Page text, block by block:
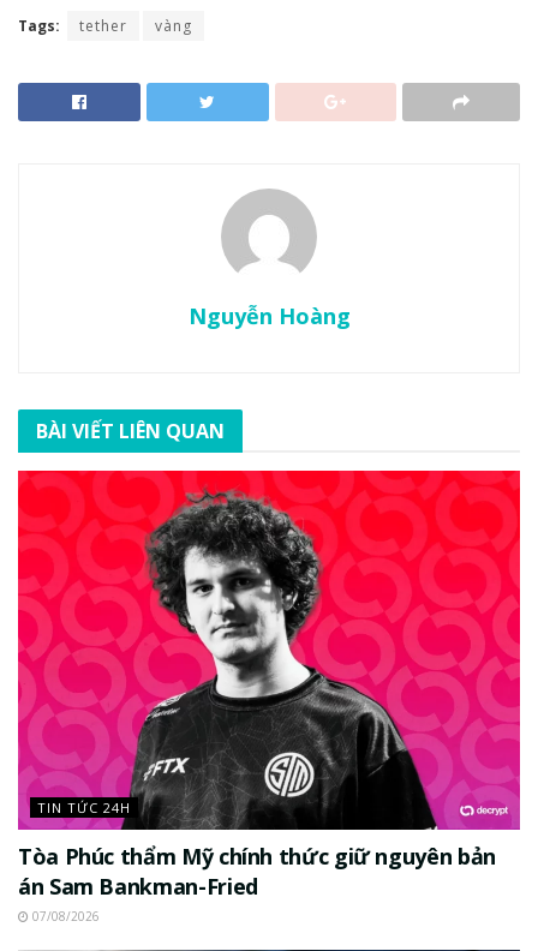
Tags: tether vàng
Nguyễn Hoàng
BÀI VIẾT LIÊN QUAN
TIN TỨC 24H
Tòa Phúc thẩm Mỹ chính thức giữ nguyên bản
án Sam Bankman-Fried
07/08/2026